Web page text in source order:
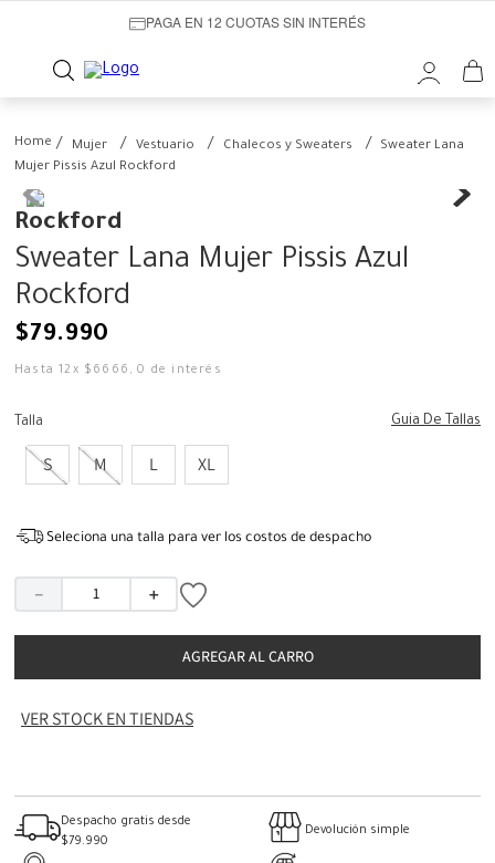
PAGA EN 12 CUOTAS SIN INTERÉS
Mujer Vestuario Chalecos y Sweaters
Sweater Lana
Mujer Pissis Azul Rockford
Rockford
Sweater Lana Mujer Pissis Azul
Rockford
$79.990
Hasta12 x $ 6666 ,0 de interés
Talla Guia De Tallas
S M L XL
Seleciona una talla para ver los costos de despacho
＋
－
AGREGAR AL CARRO
VER STOCK EN TIENDAS
Despacho gratis desde
$79.990
Devolución simple